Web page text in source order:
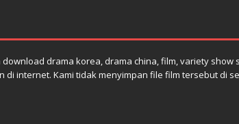
drama korea, drama china, film, variety show
internet. Kami tidak menyimpan file film tersebut di